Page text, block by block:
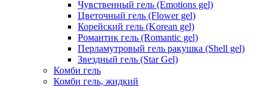
Чувственный гель (Emotions gel)
Цветочный гель (Flower gel)
Корейский гель (Korean gel)
Романтик гель (Romantic gel)
Перламутровый гель ракушка (Shell gel)
Звездный гель (Star Gel)
Комби гель
Комби гель, жидкий